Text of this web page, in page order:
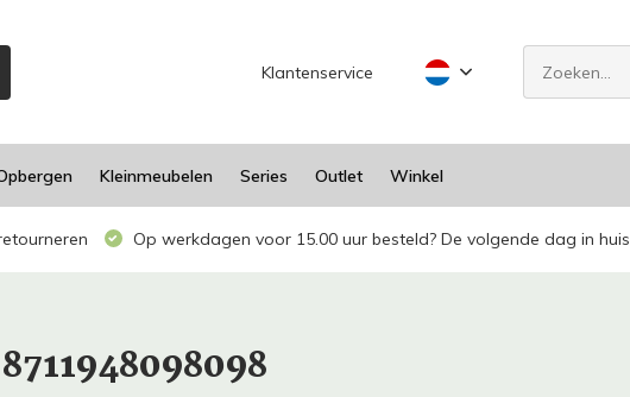
Klantenservice
Kleinmeubelen Series Outlet Winkel
Op werkdagen voor 15.00 uur besteld? De volgende dag in